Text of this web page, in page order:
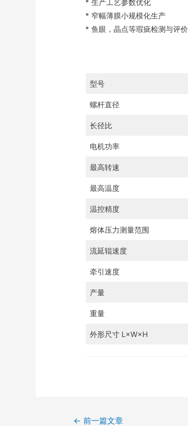
* 生产工艺参数优化
* 窄幅薄膜小规模化生产
* 鱼眼，晶点等瑕疵检测与评价
​型号
螺杆直径
长径比
电机功率
最高转速
最高温度
温控精度
熔体压力测量范围
流延辊速度
牵引速度
产量
重量
外形尺寸 L×W×H
← 前一篇文章